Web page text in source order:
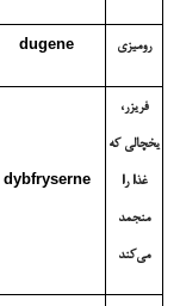
dugene رومیزی
dybfryserne
فریزر،
یخچالی که
غذا را
منجمد
می‌کند